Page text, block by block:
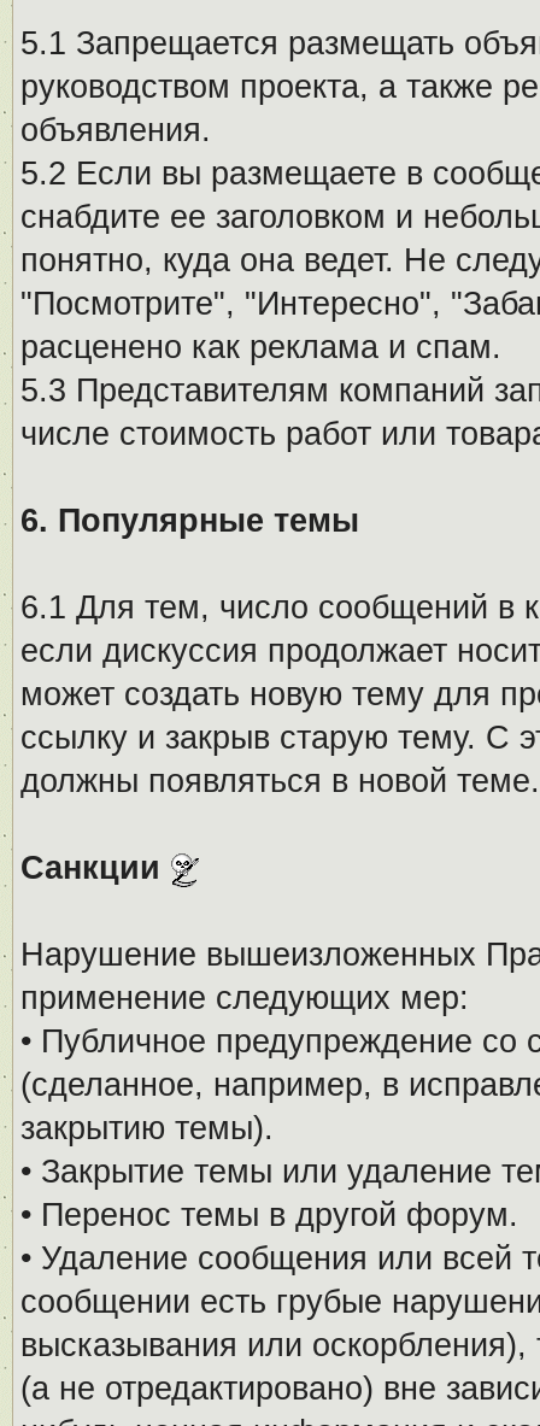
5.1 Запрещается размещать
руководством проекта, а также
объявления.
5.2 Если вы размещаете в
снабдите ее заголовком и
понятно, куда она ведет. Не
"Посмотрите", "Интересно",
расценено как реклама и спам.
5.3 Представителям компаний
числе стоимость работ или
6. Популярные темы
6.1 Для тем, число сообщений в
если дискуссия продолжает
может создать новую тему для
ссылку и закрыв старую тему. С
должны появляться в новой теме.
Санкции
Нарушение вышеизложенных
применение следующих мер:
• Публичное предупреждение
(сделанное, например, в
закрытию темы).
• Закрытие темы или удаление
• Перенос темы в другой форум.
• Удаление сообщения или всей
сообщении есть грубые
высказывания или
(а не отредактировано) вне